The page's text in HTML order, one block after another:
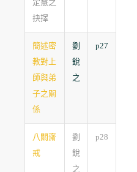
定慧之
抉擇
簡述密
教對上
師與弟
子之關
係
劉
銳
之
p27
八關齋
戒
劉
銳
之
p28